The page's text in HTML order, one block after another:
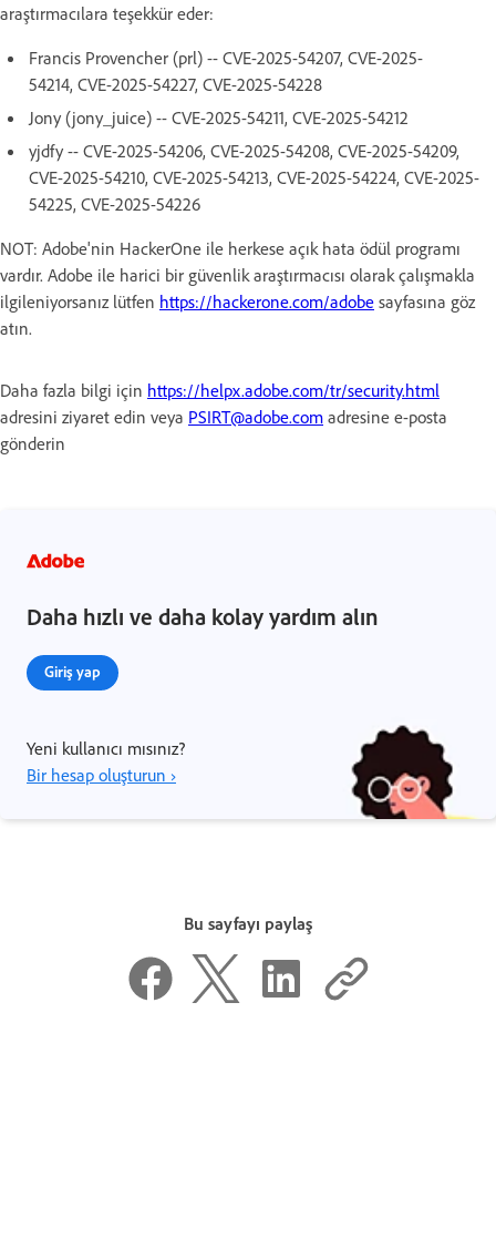
araştırmacılara teşekkür eder:
Francis Provencher (prl) -- CVE-2025-54207, CVE-2025-
54214, CVE-2025-54227, CVE-2025-54228
Jony (jony_juice) -- CVE-2025-54211, CVE-2025-54212
yjdfy -- CVE-2025-54206, CVE-2025-54208, CVE-2025-54209,
CVE-2025-54210, CVE-2025-54213, CVE-2025-54224, CVE-2025-
54225, CVE-2025-54226
NOT: Adobe'nin HackerOne ile herkese açık hata ödül programı
vardır. Adobe ile harici bir güvenlik araştırmacısı olarak çalışmakla
ilgileniyorsanız lütfen https://hackerone.com/adobe sayfasına göz
atın.
Daha fazla bilgi için https://helpx.adobe.com/tr/security.html
adresini ziyaret edin veya PSIRT@adobe.com adresine e-posta
gönderin
Daha hızlı ve daha kolay yardım alın
Giriş yap
Yeni kullanıcı mısınız?
Bir hesap oluşturun ›
Bu sayfayı paylaş